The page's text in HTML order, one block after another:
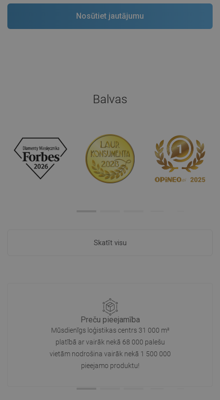
Balvas
Skatīt visu
Preču pieejamība
Mūsdienīgs loģistikas centrs 31 000 m²
platībā ar vairāk nekā 68 000 palešu
vietām nodrošina vairāk nekā 1 500 000
pieejamo produktu!